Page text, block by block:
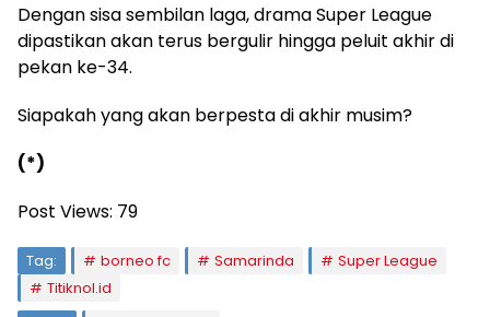
Dengan sisa sembilan laga, drama Super League
dipastikan akan terus bergulir hingga peluit akhir di
pekan ke-34.
Siapakah yang akan berpesta di akhir musim?
(*)
Post Views: 79
Tag: borneo fc Samarinda
Super League
Titiknol.id